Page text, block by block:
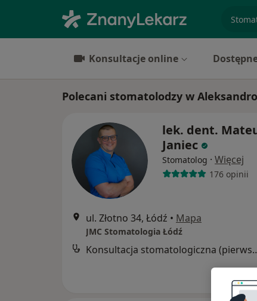
Konsultacje online
Polecani stomatolodzy w
lek. dent.
Janiec
Stomatolog · Więcej
176 opinii
ul. Złotno 34, Łódź • Mapa
JMC Stomatologia Łódź
Konsultacja